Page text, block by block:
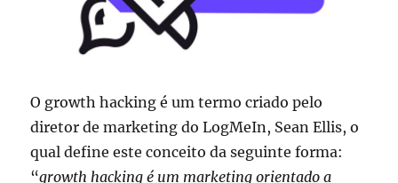
O growth hacking é um termo criado pelo
diretor de marketing do LogMeIn, Sean Ellis, o
qual define este conceito da seguinte forma:
“growth hacking é um marketing orientado a